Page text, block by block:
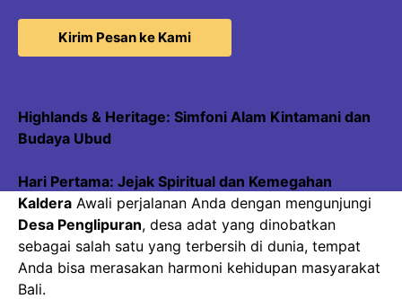
Kirim Pesan ke Kami
Highlands & Heritage: Simfoni Alam Kintamani dan
Budaya Ubud
Hari Pertama: Jejak Spiritual dan Kemegahan
Kaldera Awali perjalanan Anda dengan mengunjungi
Desa Penglipuran, desa adat yang dinobatkan
sebagai salah satu yang terbersih di dunia, tempat
Anda bisa merasakan harmoni kehidupan masyarakat
Bali.